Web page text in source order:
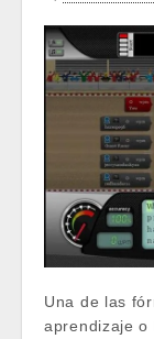
Una de las
aprendizaje o